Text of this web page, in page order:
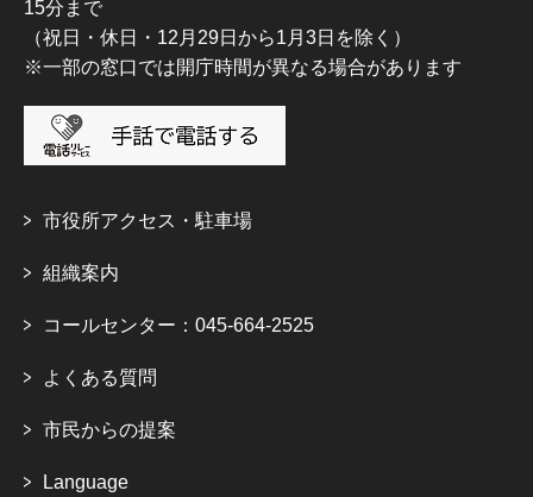
15分まで
（祝日・休日・12月29日から1月3日を除く）
※一部の窓口では開庁時間が異なる場合があります
市役所アクセス・駐車場
組織案内
コールセンター：045-664-2525
よくある質問
市民からの提案
Language